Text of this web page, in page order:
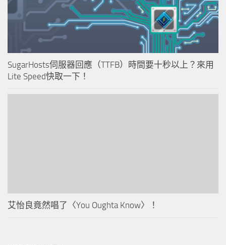
SugarHosts伺服器回應（TTFB）時間要十秒以上？來用
Lite Speed快取一下！
艾怡良竟然唱了〈You Oughta Know〉！